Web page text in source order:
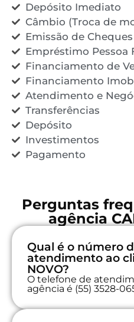
Depósito Imediato
Câmbio (Troca de
Emissão de Cheques
Empréstimo Pessoa
Financiamento de
Financiamento
Atendimento e
Transferências
Depósito
Investimentos
Pagamento
Perguntas
agência
Qual é o número
atendimento ao
NOVO?
O telefone de
agência é (55) 3528-